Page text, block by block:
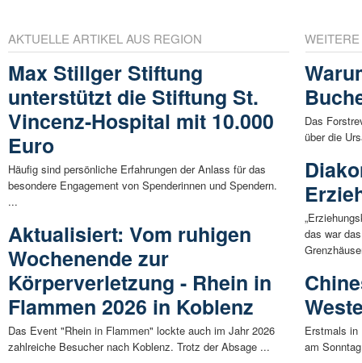
AKTUELLE ARTIKEL AUS REGION
Max Stillger Stiftung
unterstützt die Stiftung St.
Vincenz-Hospital mit 10.000
Euro
Häufig sind persönliche Erfahrungen der Anlass für das
besondere Engagement von Spenderinnen und Spendern.
...
Aktualisiert: Vom ruhigen
Wochenende zur
Körperverletzung - Rhein in
Flammen 2026 in Koblenz
Das Event "Rhein in Flammen" lockte auch im Jahr 2026
zahlreiche Besucher nach Koblenz. Trotz der Absage ...
Das
über die
das war
Erstmals in
am